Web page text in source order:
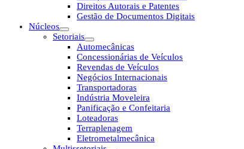
Direitos Autorais e Patentes
Gestão de Documentos Digitais
Núcleos
Setoriais
Automecânicas
Concessionárias de Veículos
Revendas de Veículos
Negócios Internacionais
Transportadoras
Indústria Moveleira
Panificação e Confeitaria
Loteadoras
Terraplenagem
Eletrometalmecânica